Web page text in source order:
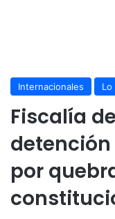
Internacionales Lo
Fiscalía
detención
por